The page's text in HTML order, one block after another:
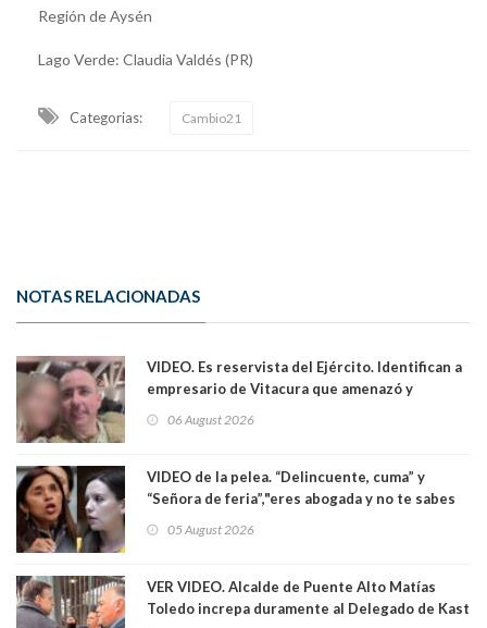
Región de Aysén
Lago Verde: Claudia Valdés (PR)
Categorias: Cambio21
NOTAS RELACIONADAS
VIDEO. Es reservista del Ejército. Identifican a
empresario de Vitacura que amenazó y
al "ring raja". Se trata de Andrés Arrieta y la
06 August 2026
VIDEO de la pelea. “Delincuente, cuma” y
“Señora de feria”,"eres abogada y no te sabes
senadoras Camila Flores y Fabiola Campillai en
05 August 2026
VER VIDEO. Alcalde de Puente Alto Matías
Toledo increpa duramente al Delegado de Kast